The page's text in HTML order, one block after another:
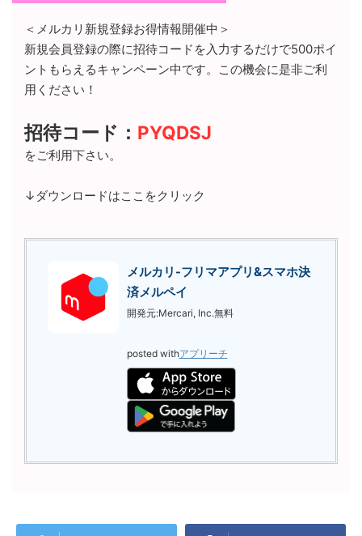
＜メルカリ新規登録お得情報開催中＞
新規会員登録の際に招待コードを入力するだけで500ポイ
ントもらえるキャンペーン中です。この機会に是非ご利
用ください！
招待コード： PYQDSJ
をご利用下さい。
↓ダウンロードはここをクリック
メルカリ-フリマアプリ&スマホ決
済メルペイ
開発元:Mercari, Inc.無料
posted withアプリーチ